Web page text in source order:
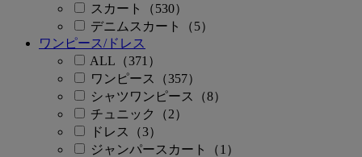
スカート（530）
デニムスカート（5）
ワンピース/ドレス
ALL（371）
ワンピース（357）
シャツワンピース（8）
チュニック（2）
ドレス（3）
ジャンパースカート（1）